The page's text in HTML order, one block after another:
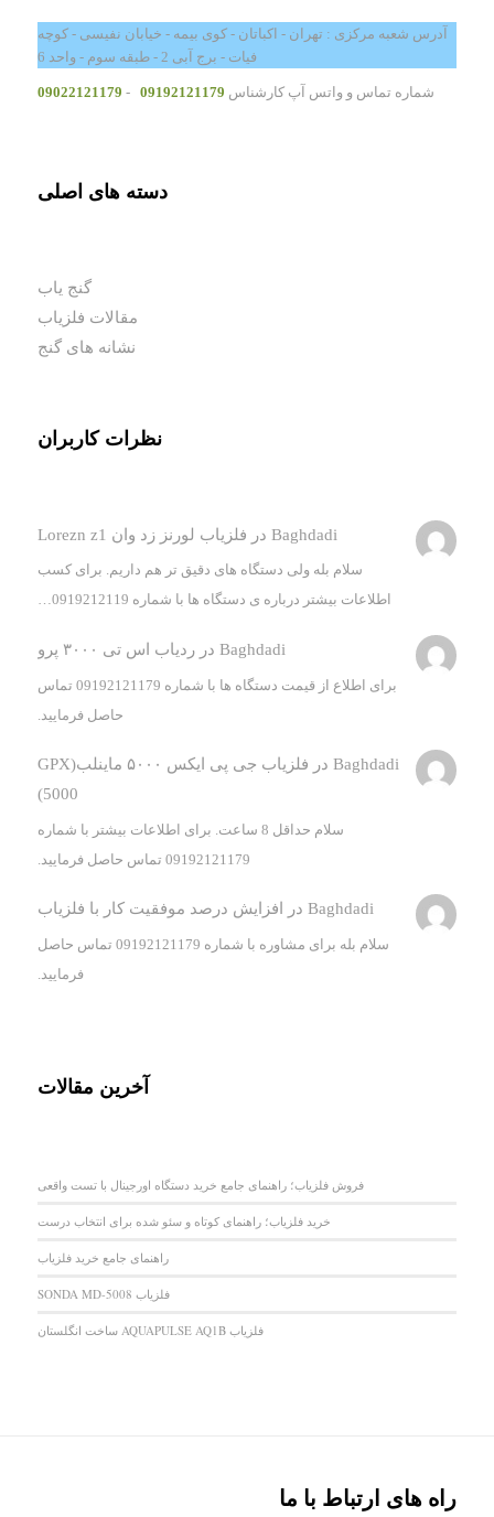
آدرس شعبه مرکزی : تهران - اکباتان - کوی بیمه - خیابان نفیسی - کوچه
فیات - برج آبی 2 - طبقه سوم - واحد 6
شماره تماس و واتس آپ کارشناس 09192121179
-
09022121179
دسته های اصلی
گنج یاب
مقالات فلزیاب
نشانه های گنج
نظرات کاربران
Baghdadi در فلزیاب لورنز زد وان Lorezn z1
سلام بله ولی دستگاه های دقیق تر هم داریم. برای کسب
اطلاعات بیشتر درباره ی دستگاه ها با شماره 0919212119…
Baghdadi درردیاب اس تی ۳۰۰۰ پرو
برای اطلاع از قیمت دستگاه ها با شماره 09192121179 تماس
حاصل فرمایید.
Baghdadi در
فلزیاب جی پی ایکس ۵۰۰۰ ماینلب(GPX
5000)
سلام حداقل 8 ساعت. برای اطلاعات بیشتر با شماره
09192121179 تماس حاصل فرمایید.
Baghdadi در افزایش درصد موفقیت کار با فلزیاب
سلام بله برای مشاوره با شماره 09192121179 تماس حاصل
فرمایید.
آخرین مقالات
فروش فلزیاب؛ راهنمای جامع خرید دستگاه اورجینال با تست واقعی
خرید فلزیاب؛ راهنمای کوتاه و سئو شده برای انتخاب درست
راهنمای جامع خرید فلزیاب
فلزیاب SONDA MD-5008
فلزیاب AQUAPULSE AQ1B ساخت انگلستان
راه های ارتباط با ما